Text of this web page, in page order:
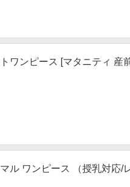
ワンピース [マタニティ 産
ル ワンピース （授乳対応/